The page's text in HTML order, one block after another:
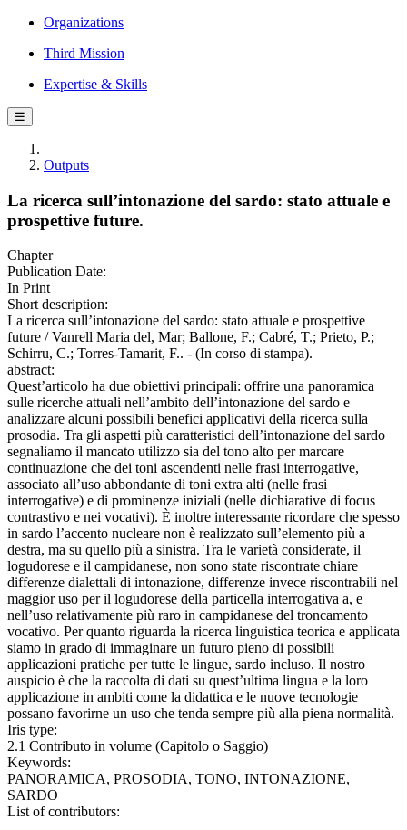
Organizations
Third Mission
Expertise & Skills
☰
Outputs
La ricerca sull’intonazione del sardo: stato attuale e
prospettive future.
Chapter
Publication Date:
In Print
Short description:
La ricerca sull’intonazione del sardo: stato attuale e prospettive
future / Vanrell Maria del, Mar; Ballone, F.; Cabré, T.; Prieto, P.;
Schirru, C.; Torres-Tamarit, F.. - (In corso di stampa).
abstract:
Quest’articolo ha due obiettivi principali: offrire una panoramica
sulle ricerche attuali nell’ambito dell’intonazione del sardo e
analizzare alcuni possibili benefici applicativi della ricerca sulla
prosodia. Tra gli aspetti più caratteristici dell’intonazione del sardo
segnaliamo il mancato utilizzo sia del tono alto per marcare
continuazione che dei toni ascendenti nelle frasi interrogative,
associato all’uso abbondante di toni extra alti (nelle frasi
interrogative) e di prominenze iniziali (nelle dichiarative di focus
contrastivo e nei vocativi). È inoltre interessante ricordare che spesso
in sardo l’accento nucleare non è realizzato sull’elemento più a
destra, ma su quello più a sinistra. Tra le varietà considerate, il
logudorese e il campidanese, non sono state riscontrate chiare
differenze dialettali di intonazione, differenze invece riscontrabili nel
maggior uso per il logudorese della particella interrogativa a, e
nell’uso relativamente più raro in campidanese del troncamento
vocativo. Per quanto riguarda la ricerca linguistica teorica e applicata
siamo in grado di immaginare un futuro pieno di possibili
applicazioni pratiche per tutte le lingue, sardo incluso. Il nostro
auspicio è che la raccolta di dati su quest’ultima lingua e la loro
applicazione in ambiti come la didattica e le nuove tecnologie
possano favorirne un uso che tenda sempre più alla piena normalità.
Iris type:
2.1 Contributo in volume (Capitolo o Saggio)
Keywords:
PANORAMICA, PROSODIA, TONO, INTONAZIONE,
SARDO
List of contributors: